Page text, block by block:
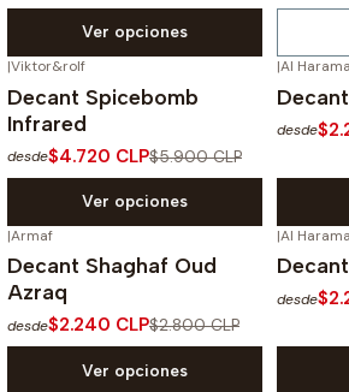
Ver opciones
|Viktor&rolf
Decant Spicebomb
Infrared
desde$4.720 CLP$5.900 CLP
Ver opciones
|Al
desde
-20%
|Armaf
Decant Shaghaf Oud
Azraq
desde$2.240 CLP$2.800 CLP
Ver opciones
-20%
|Al
desde